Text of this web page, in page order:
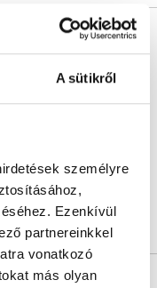
A sütikről
személyre
Ezenkívül
partnereinkkel
vonatkozó
más olyan
Vitalis Medical - Életpárti* szülészet-nőgyógyászati magánrendelő
26.
Profil